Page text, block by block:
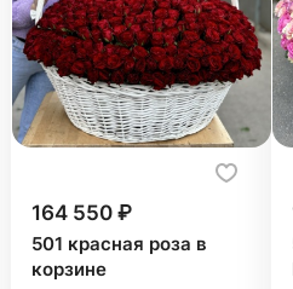
164 550 ₽
501 красная роза в
корзине